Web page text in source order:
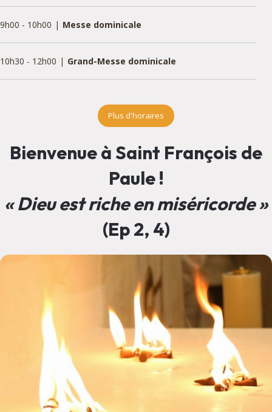
9h00 - 10h00 Messe dominicale
10h30 - 12h00 Grand-Messe dominicale
Plus d'horaires
Bienvenue à Saint François de
Paule !
« Dieu est riche en miséricorde »
(Ep 2, 4)